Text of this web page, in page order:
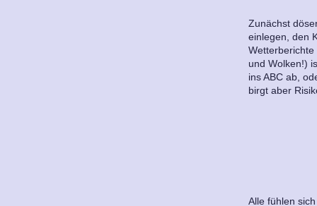
Zunächst
einlegen, den
und Wolken!)
ins ABC ab,
birgt aber
Alle fühlen